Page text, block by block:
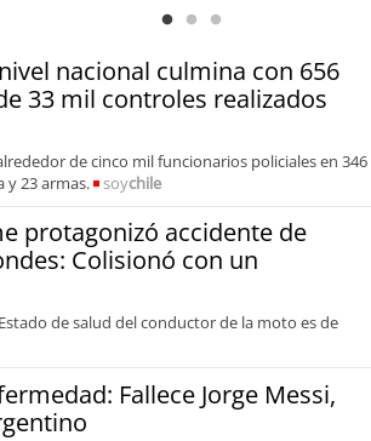
nacional culmina con 656
33 mil controles realizados
de cinco mil funcionarios policiales en 346
y 23 armas.
soychile
protagonizó accidente de
Colisionó con un
de salud del conductor de la moto es de
Fallece Jorge Messi,